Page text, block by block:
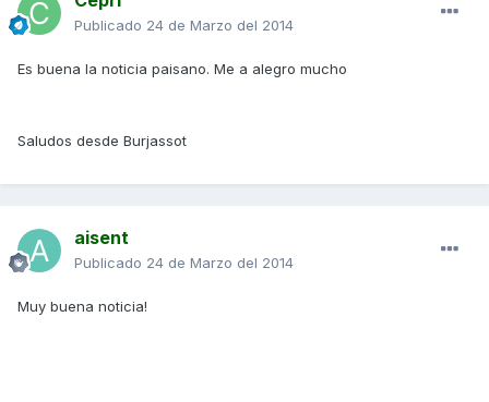
Publicado 24 de Marzo del 2014
Es buena la noticia paisano. Me a alegro mucho
Saludos desde Burjassot
aisent
Publicado 24 de Marzo del 2014
Muy buena noticia!